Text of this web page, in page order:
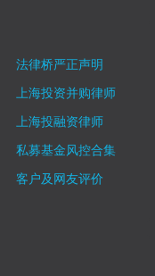
法律桥严正声明
上海投资并购律师
上海投融资律师
私募基金风控合集
客户及网友评价